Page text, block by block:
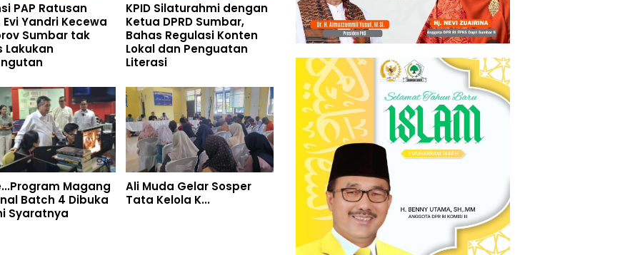
PAP Ratusan
Evi Yandri Kecewa
Sumbar tak
Lakukan
KPID Silaturahmi dengan
Ketua DPRD Sumbar,
Bahas Regulasi Konten
Lokal dan Penguatan
Literasi
Magang
Batch 4 Dibuka
Syaratnya
Ali Muda Gelar Sosper
Tata Kelola K...